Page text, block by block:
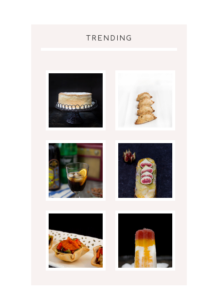
TRENDING